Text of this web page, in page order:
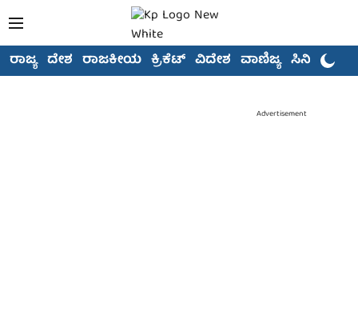
ರಾಜ್ಯ ದೇಶ ರಾಜಕೀಯ ಕ್ರಿಕೆಟ್ ವಿದೇಶ ವಾಣಿಜ್ಯ ಸಿನಿಮಾ
Advertisement